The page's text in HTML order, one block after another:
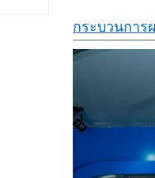
กระบวนกา